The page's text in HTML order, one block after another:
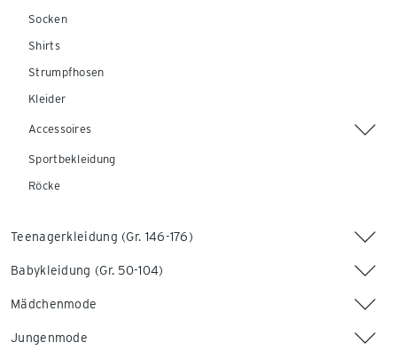
Socken
Shirts
Strumpfhosen
Kleider
Accessoires
Sportbekleidung
Röcke
Teenagerkleidung (Gr. 146-176)
Babykleidung (Gr. 50-104)
Mädchenmode
Jungenmode